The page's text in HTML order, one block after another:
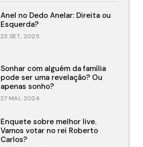
Anel no Dedo Anelar: Direita ou
Esquerda?
23 SET., 2025
Sonhar com alguém da família
pode ser uma revelação? Ou
apenas sonho?
27 MAI., 2024
Enquete sobre melhor live.
Vamos votar no rei Roberto
Carlos?